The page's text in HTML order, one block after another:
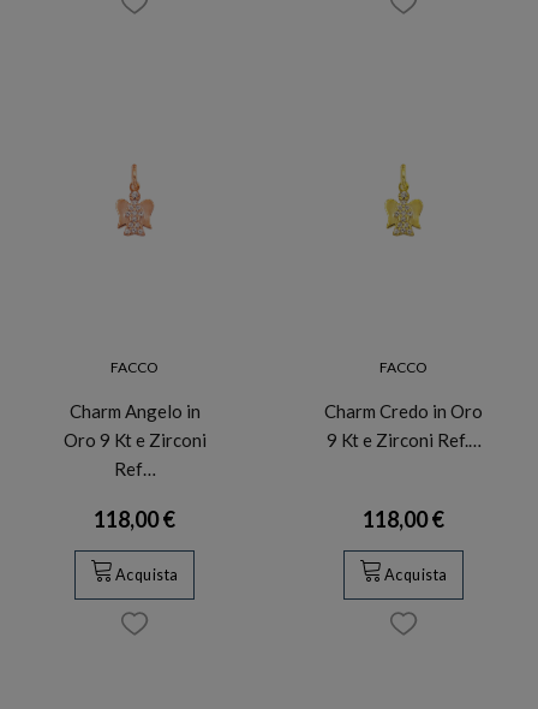
FACCO
Charm Angelo in
Oro 9 Kt e Zirconi
Ref…
118,00 €
Acquista
FACCO
Charm Credo in Oro
9 Kt e Zirconi Ref.…
118,00 €
Acquista